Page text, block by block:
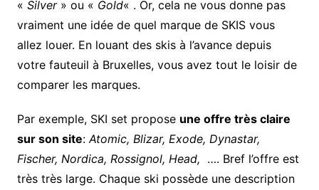
« Silver» ou « Gold« . Or, cela ne vous donne pas
vraiment une idée de quel marque de SKIS vous
allez louer. En louant des skis à l’avance depuis
votre fauteuil à Bruxelles, vous avez tout le loisir de
comparer les marques.
Par exemple, SKI set propose une offre très claire
sur son site:Atomic, Blizar, Exode, Dynastar,
Fischer, Nordica, Rossignol, Head, …. Bref l’offre est
très très large. Chaque ski possède une description